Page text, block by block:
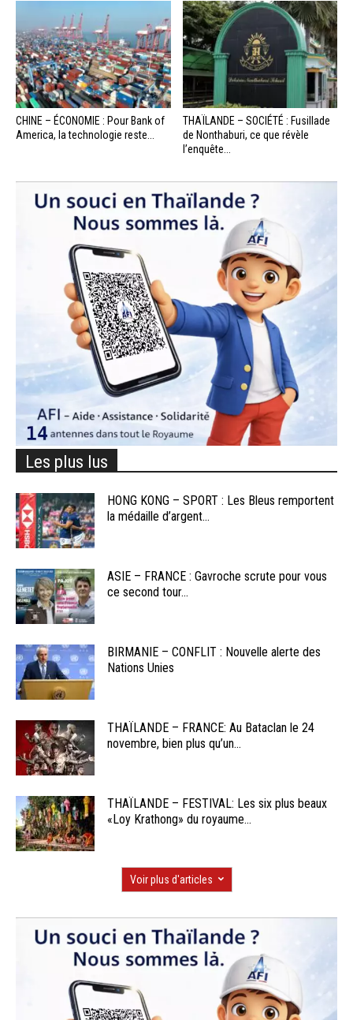
CHINE – ÉCONOMIE : Pour Bank of
America, la technologie reste...
THAÏLANDE – SOCIÉTÉ : Fusillade
de Nonthaburi, ce que révèle
l’enquête...
Les plus lus
HONG KONG – SPORT : Les Bleus remportent
la médaille d’argent...
ASIE – FRANCE : Gavroche scrute pour vous
ce second tour...
BIRMANIE – CONFLIT : Nouvelle alerte des
Nations Unies
THAÏLANDE – FRANCE: Au Bataclan le 24
novembre, bien plus qu’un...
THAÏLANDE – FESTIVAL: Les six plus beaux
«Loy Krathong» du royaume...
Voir plus d'articles